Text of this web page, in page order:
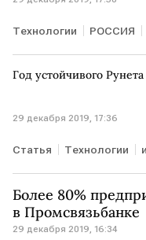
Технологии РОССИЯ
Минкомсвязь РФ
Год устойчивого Рунета
29 декабря 2019, 17:36
Статья Технологии
интернет рунет
Более 80%
в Промсвязьбанке
29 декабря 2019, 16:34